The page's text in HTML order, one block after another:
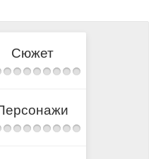
Сюжет